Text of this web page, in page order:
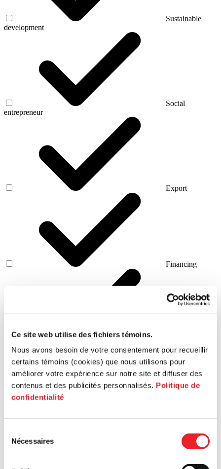
Ce site web utilise des fichiers témoins.
Nous avons besoin de votre consentement pour recueillir
certains témoins (cookies) que nous utilisons pour
améliorer votre expérience sur notre site et diffuser des
contenus et des publicités personnalisés. Politique de
confidentialité
Nécessaires
Sustainable
development
Social
entrepreneur
Export
Financing